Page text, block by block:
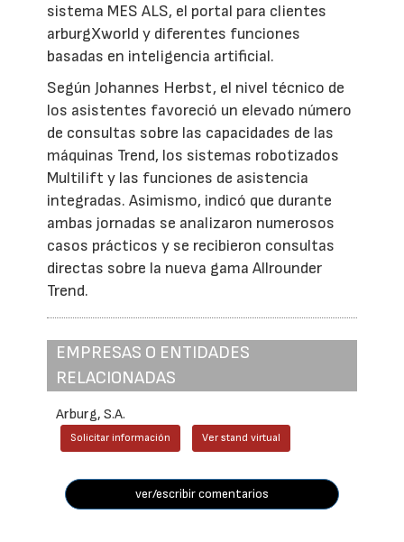
sistema MES ALS, el portal para clientes
arburgXworld y diferentes funciones
basadas en inteligencia artificial.
Según Johannes Herbst, el nivel técnico de
los asistentes favoreció un elevado número
de consultas sobre las capacidades de las
máquinas Trend, los sistemas robotizados
Multilift y las funciones de asistencia
integradas. Asimismo, indicó que durante
ambas jornadas se analizaron numerosos
casos prácticos y se recibieron consultas
directas sobre la nueva gama Allrounder
Trend.
EMPRESAS O ENTIDADES
RELACIONADAS
Arburg, S.A.
Solicitar información Ver stand virtual
ver/escribir comentarios